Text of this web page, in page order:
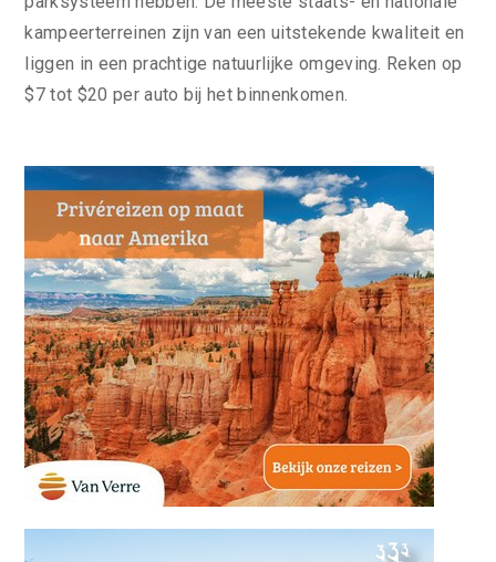
kampeerterreinen zijn van een uitstekende kwaliteit en
liggen in een prachtige natuurlijke omgeving. Reken op
$7 tot $20 per auto bij het binnenkomen.